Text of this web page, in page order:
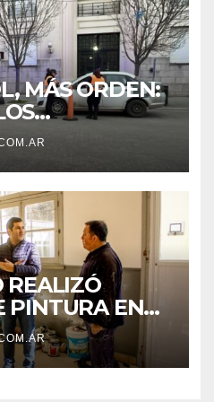
MÁS ORDEN:
DOLORES
REALIZÓ
PINTURA EN
10